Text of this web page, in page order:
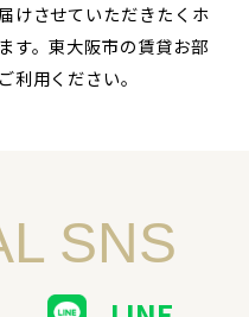
けさせていただきたくホ
す。東大阪市の賃貸お部
利用ください。
SNS